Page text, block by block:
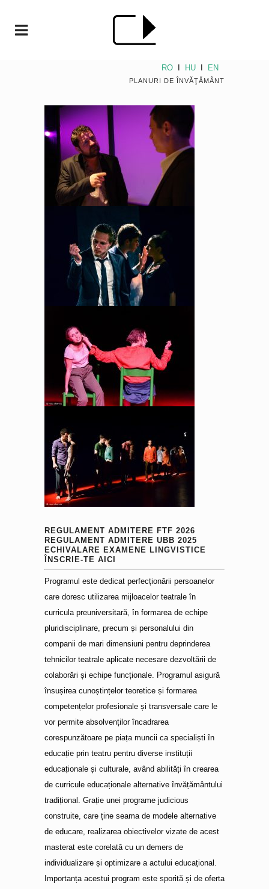
RO HU EN
PLANURI DE ÎNVĂŢĂMÂNT
REGULAMENT ADMITERE FTF 2026
REGULAMENT ADMITERE UBB 2025
ECHIVALARE EXAMENE LINGVISTICE
ÎNSCRIE-TE AICI
Programul este dedicat perfecționării persoanelor
care doresc utilizarea mijloacelor teatrale în
curricula preuniversitară, în formarea de echipe
pluridisciplinare, precum și personalului din
companii de mari dimensiuni pentru deprinderea
tehnicilor teatrale aplicate necesare dezvoltării de
colaborări și echipe funcționale. Programul asigură
însușirea cunoștințelor teoretice și formarea
competențelor profesionale și transversale care le
vor permite absolvenților încadrarea
corespunzătoare pe piața muncii ca specialiști în
educație prin teatru pentru diverse instituții
educaționale și culturale, având abilități în crearea
de curricule educaționale alternative învățământului
tradițional. Grație unei programe judicious
construite, care ține seama de modele alternative
de educare, realizarea obiectivelor vizate de acest
masterat este corelată cu un demers de
individualizare și optimizare a actului educațional.
Importanța acestui program este sporită și de oferta